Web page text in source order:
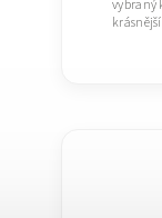
vybraný